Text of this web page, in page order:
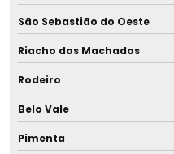
São Sebastião do Oeste
Riacho dos Machados
Rodeiro
Belo Vale
Pimenta